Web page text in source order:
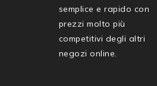
semplice e rapido con
prezzi molto più
competitivi degli altri
negozi online.